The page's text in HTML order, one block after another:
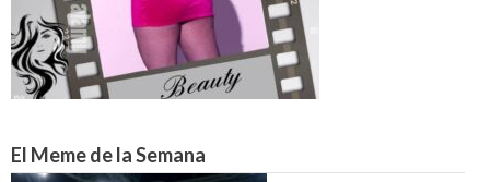
El Meme de la Semana